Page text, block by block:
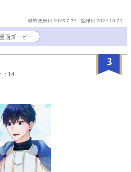
最終更新日 2026.7.31 登録日 2024.10.21
画ダービー
3
: 14